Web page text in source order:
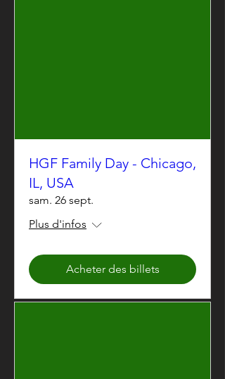
HGF Family Day - Chicago,
IL, USA
sam. 26 sept.
Plus d'infos
Acheter des billets